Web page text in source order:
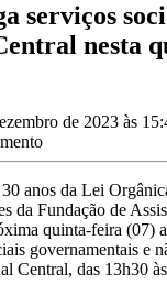
serviços
nesta
de 2023 às
anos da Lei
da Fundação de
quinta-feira (07)
governamentais e
Central, das 13h30